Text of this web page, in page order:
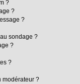
?
?
?
sondage ?
?
?
modérateur ?